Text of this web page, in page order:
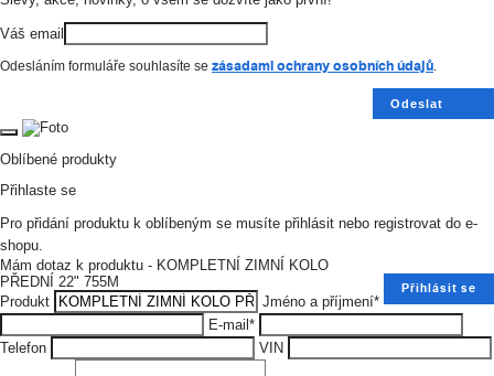
Váš email
Odesláním formuláře souhlasíte se zásadami ochrany osobních údajů.
Odeslat
Oblíbené produkty
Přihlaste se
Pro přidání produktu k oblíbeným se musíte přihlásit nebo registrovat do e-
shopu.
Přihlásit se
Mám dotaz k produktu - KOMPLETNÍ ZIMNÍ KOLO
PŘEDNÍ 22" 755M
Produkt
Jméno a příjmení*
E-mail *
Telefon
VIN